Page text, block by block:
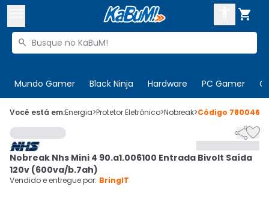

Buscar produtos

Mundo Gamer Black Ninja Hardware PC Gamer
 Olá. Acesse sua conta
 Departamentos
Cupons
CADASTRE-SE
Você está em:Energia>Protetor Eletrônico>Nobreak>Código 780046

Nobreak Nhs Mini 4 90.a1.006100 Entrada Bivolt Saída
120v (600va/b.7ah)
Vendido e entregue por: BringIT